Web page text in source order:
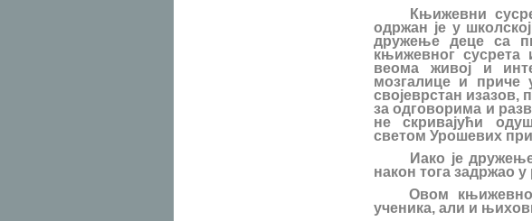
Књижевни сусрет
одржан је у
дружење деце са
књижевног
веома живој и
мозгалице и приче
својеврстан
за одговорима и
не скривајући
светом Урошевих
Иако је дружење
након тога задржао
Овом књижевном
ученика, али и